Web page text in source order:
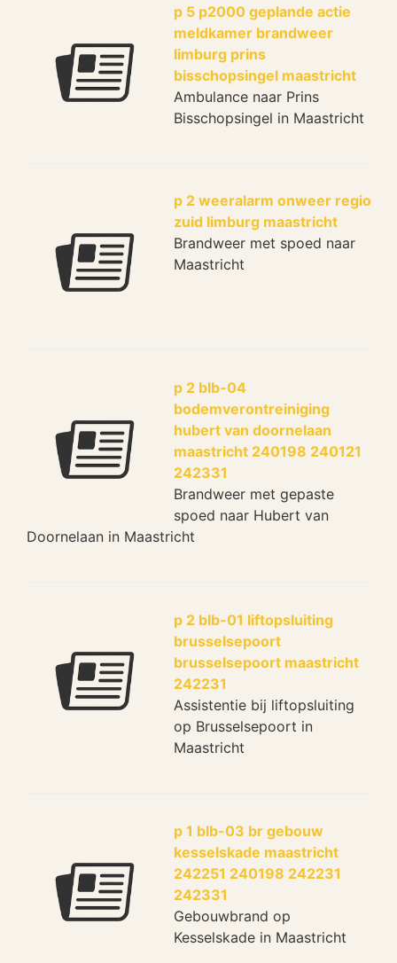
p 5 p2000 geplande actie
meldkamer brandweer
limburg prins
bisschopsingel maastricht
Ambulance naar Prins
Bisschopsingel in Maastricht
p 2 weeralarm onweer regio
zuid limburg maastricht
Brandweer met spoed naar
Maastricht
p 2 blb-04
bodemverontreiniging
hubert van doornelaan
maastricht 240198 240121
242331
Brandweer met gepaste
spoed naar Hubert van
Doornelaan in Maastricht
p 2 blb-01 liftopsluiting
brusselsepoort
brusselsepoort maastricht
242231
Assistentie bij liftopsluiting
op Brusselsepoort in
Maastricht
p 1 blb-03 br gebouw
kesselskade maastricht
242251 240198 242231
242331
Gebouwbrand op
Kesselskade in Maastricht